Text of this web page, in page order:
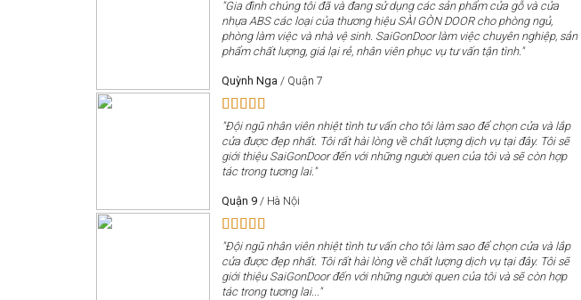
"Gia đình chúng tôi đã và đang sử dụng các sản phẩm cửa gỗ và cửa
nhựa ABS các loại của thương hiệu SÀI GÒN DOOR cho phòng ngủ,
phòng làm việc và nhà vệ sinh. SaiGonDoor làm việc chuyên nghiệp, sản
phẩm chất lượng, giá lại rẻ, nhân viên phục vụ tư vấn tận tình."
Quỳnh Nga / Quận 7
"Đội ngũ nhân viên nhiệt tình tư vấn cho tôi làm sao để chọn cửa và lắp
cửa được đẹp nhất. Tôi rất hài lòng về chất lượng dịch vụ tại đây. Tôi sẽ
giới thiệu SaiGonDoor đến với những người quen của tôi và sẽ còn hợp
tác trong tương lai."
Quận 9 / Hà Nội
"Đội ngũ nhân viên nhiệt tình tư vấn cho tôi làm sao để chọn cửa và lắp
cửa được đẹp nhất. Tôi rất hài lòng về chất lượng dịch vụ tại đây. Tôi sẽ
giới thiệu SaiGonDoor đến với những người quen của tôi và sẽ còn hợp
tác trong tương lai..."